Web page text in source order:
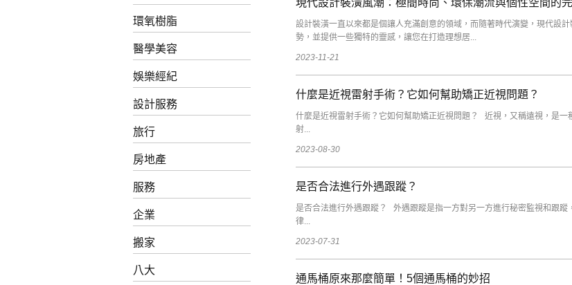
環氧樹脂
醫學美容
娛樂經紀
設計服務
旅行
房地產
服務
企業
搬家
八大
現代設計裝潢風潮：極簡時尚、環保潮流與個性空間的
設計裝潢一直以來都是個讓人充滿創意的領域，而隨著時代演變，現代設
勢，並提供一些獨特的靈感，讓您在打造理想居...
2023-11-21
什麼是近視雷射手術？它如何幫助矯正近視問題？
什麼是近視雷射手術？它如何幫助矯正近視問題？ 近視，又稱遠視，是
射...
2023-08-30
是否合法進行外遇跟蹤？
是否合法進行外遇跟蹤？ 外遇跟蹤是指一方對另一方進行秘密監視和跟
律...
2023-07-31
通馬桶原來那麼簡單！5個通馬桶的妙招